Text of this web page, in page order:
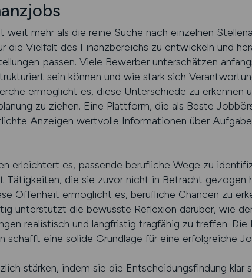
weit mehr als die reine Suche nach einzelnen
die Vielfalt des Finanzbereichs zu entwickeln und
passen. Viele Bewerber unterschätzen
sein können und wie stark sich
ermöglicht es, diese Unterschiede zu erkennen
zu ziehen. Eine Plattform, die als Beste
Anzeigen wertvolle Informationen über
erleichtert es, passende berufliche Wege zu
Tätigkeiten, die sie zuvor nicht in Betracht gezogen
Offenheit ermöglicht es, berufliche Chancen zu
unterstützt die bewusste Reflexion darüber, wie
realistisch und langfristig tragfähig zu treffen. Die
schafft eine solide Grundlage für eine erfolgreiche
stärken, indem sie die Entscheidungsfindung klar